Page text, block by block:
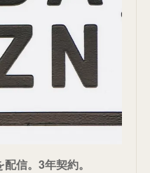
信。3年契約。